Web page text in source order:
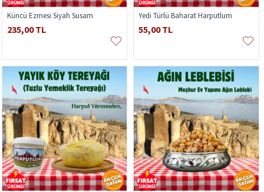
Küncü Ezmesi Siyah Susam
235,00 TL
Yedi Türlü Baharat Harputlum
55,00 TL